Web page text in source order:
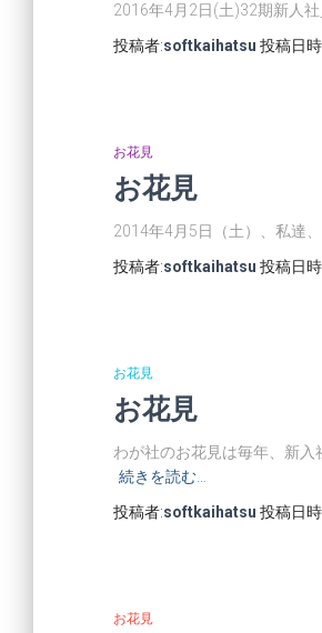
2016年4月2日(土)32期新人
投稿者:softkaihatsu 投稿日
お花見
お花見
2014年4月5日（土）、私達
投稿者:softkaihatsu 投稿日
お花見
お花見
わが社のお花見は毎年、新
続きを読む…
投稿者:softkaihatsu 投稿日
お花見